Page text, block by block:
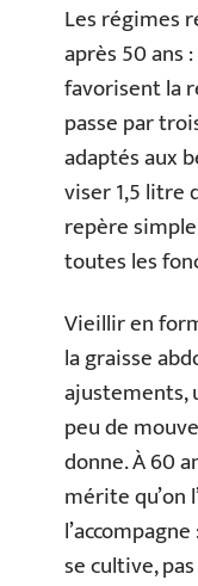
Les régimes
après 50 ans
favorisent la
passe par
adaptés aux
viser 1,5 litre
repère
toutes les
Vieillir en
la graisse
ajustements,
peu de
donne. À 60
mérite qu’on
se cultive,